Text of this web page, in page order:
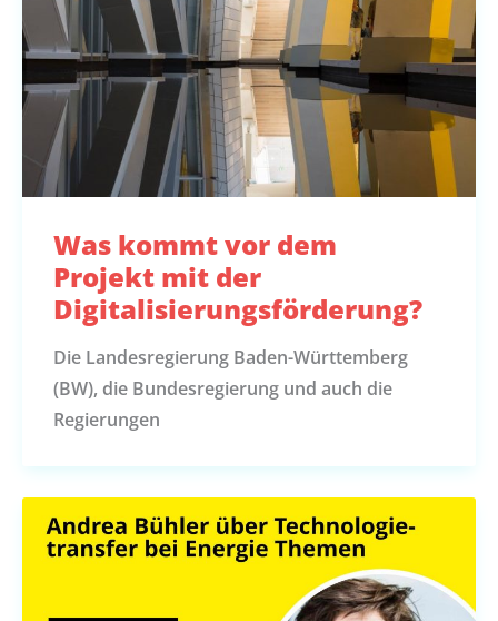
Was kommt vor dem
Projekt mit der
Digitalisierungsförderung?
Die Landesregierung Baden-Württemberg
(BW), die Bundesregierung und auch die
Regierungen